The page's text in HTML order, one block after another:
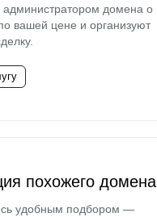
администратором домена о
вашей цене и организуют
похожего домена
удобным подбором —